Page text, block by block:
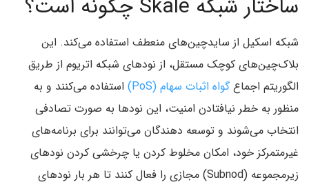
ساختار شبکه Skale چگونه است؟
شبکه اسکیل از سایدچین‌های منعطف استفاده می‌کند. این
بلاک‌چین‌های کوچک مستقل، از نودهای شبکه اتریوم از طریق
الگوریتم اجماعگواه اثبات سهام (PoS)
استفاده می‌کنند و به
منظور به خطر نیافتادن امنیت، این نودها به صورت تصادفی
انتخاب می‌شوند و توسعه دهندگان می‌توانند برای برنامه‌های
غیرمتمرکز خود، امکان مخلوط کردن یا چرخشی کردن نودهای
زیرمجموعه (Subnod) مجازی را فعال کنند تا هر بار نودهای